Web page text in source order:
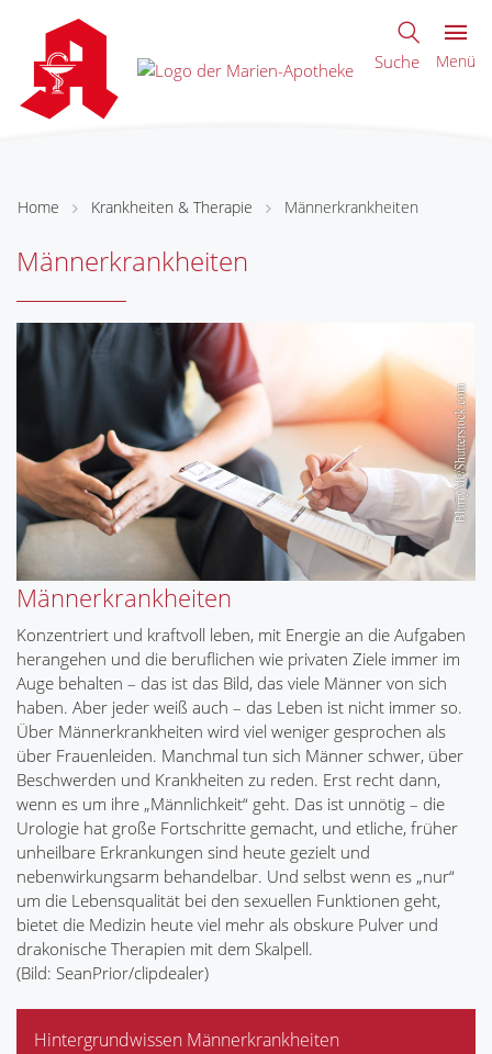
Suche Menü
Home Krankheiten & Therapie Männerkrankheiten
Männerkrankheiten
Männerkrankheiten
Konzentriert und kraftvoll leben, mit Energie an die Aufgaben
herangehen und die beruflichen wie privaten Ziele immer im
Auge behalten – das ist das Bild, das viele Männer von sich
haben. Aber jeder weiß auch – das Leben ist nicht immer so.
Über Männerkrankheiten wird viel weniger gesprochen als
über Frauenleiden. Manchmal tun sich Männer schwer, über
Beschwerden und Krankheiten zu reden. Erst recht dann,
wenn es um ihre „Männlichkeit“ geht. Das ist unnötig – die
Urologie hat große Fortschritte gemacht, und etliche, früher
unheilbare Erkrankungen sind heute gezielt und
nebenwirkungsarm behandelbar. Und selbst wenn es „nur“
um die Lebensqualität bei den sexuellen Funktionen geht,
bietet die Medizin heute viel mehr als obskure Pulver und
drakonische Therapien mit dem Skalpell.
(Bild: SeanPrior/clipdealer)
Hintergrundwissen Männerkrankheiten